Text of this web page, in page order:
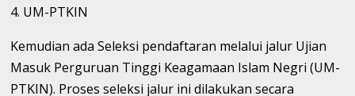
4. UM-PTKIN
Kemudian ada Seleksi pendaftaran melalui jalur Ujian
Masuk Perguruan Tinggi Keagamaan Islam Negri (UM-
PTKIN). Proses seleksi jalur ini dilakukan secara